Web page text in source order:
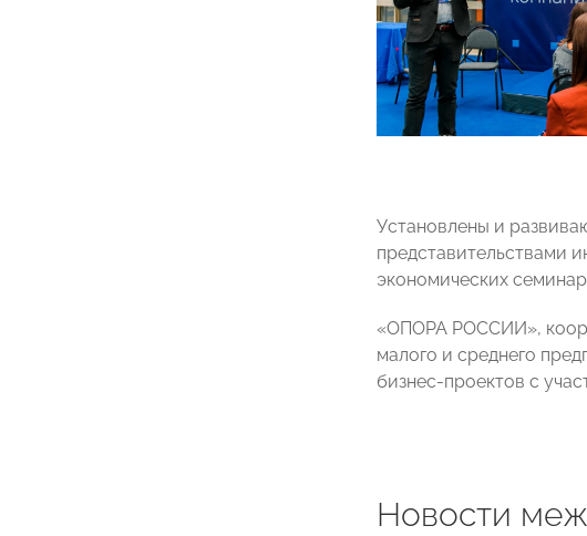
Установлены и
представительствами
экономических
«ОПОРА РОССИИ»,
малого и среднего
бизнес-проектов с
Новости